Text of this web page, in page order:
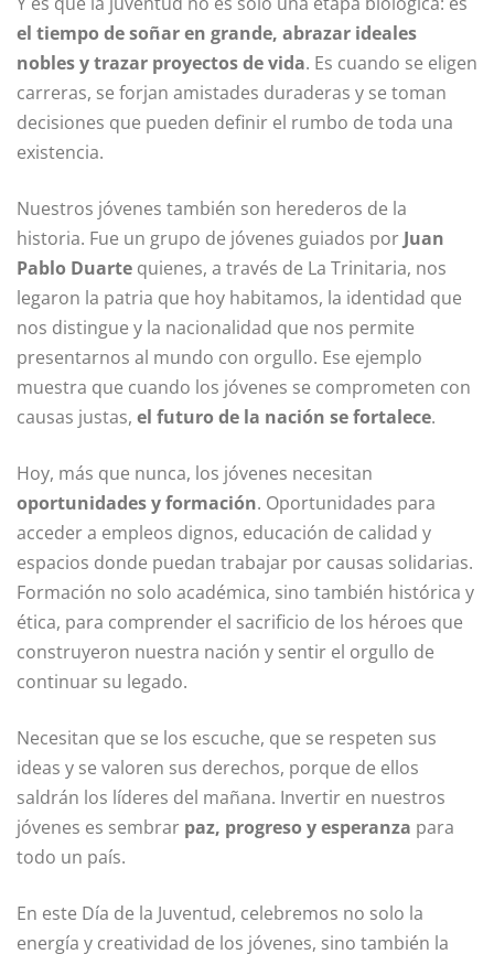
el tiempo de soñar en grande, abrazar ideales
nobles y trazar proyectos de vida. Es cuando se eligen
carreras, se forjan amistades duraderas y se toman
decisiones que pueden definir el rumbo de toda una
existencia.
Nuestros jóvenes también son herederos de la
historia. Fue un grupo de jóvenes guiados por Juan
Pablo Duarte quienes, a través de La Trinitaria, nos
legaron la patria que hoy habitamos, la identidad que
nos distingue y la nacionalidad que nos permite
presentarnos al mundo con orgullo. Ese ejemplo
muestra que cuando los jóvenes se comprometen con
causas justas, el futuro de la nación se fortalece.
Hoy, más que nunca, los jóvenes necesitan
oportunidades y formación. Oportunidades para
acceder a empleos dignos, educación de calidad y
espacios donde puedan trabajar por causas solidarias.
Formación no solo académica, sino también histórica y
ética, para comprender el sacrificio de los héroes que
construyeron nuestra nación y sentir el orgullo de
continuar su legado.
Necesitan que se los escuche, que se respeten sus
ideas y se valoren sus derechos, porque de ellos
saldrán los líderes del mañana. Invertir en nuestros
jóvenes es sembrar paz, progreso y esperanza para
todo un país.
En este Día de la Juventud, celebremos no solo la
energía y creatividad de los jóvenes, sino también la